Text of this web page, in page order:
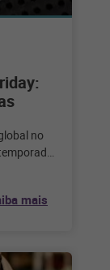
no
mais